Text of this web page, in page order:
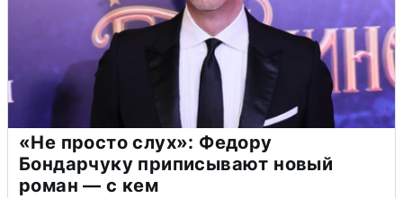
«Не просто слух»: Федору
Бондарчуку приписывают новый
роман — с кем